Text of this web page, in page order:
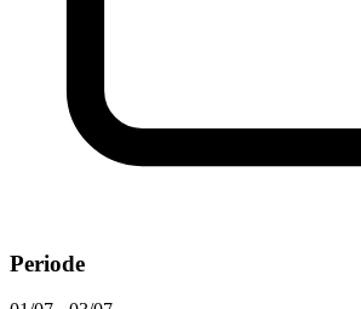
Periode